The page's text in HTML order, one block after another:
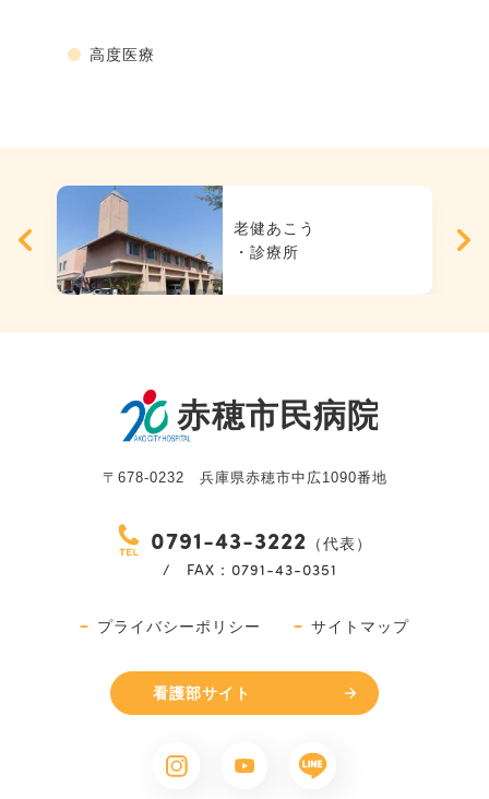
高度医療
老健あこう
・診療所
〒678-0232 兵庫県赤穂市中広1090番地
0791-43-3222 （代表）
/ FAX：0791-43-0351
プライバシーポリシー サイトマップ
看護部サイト